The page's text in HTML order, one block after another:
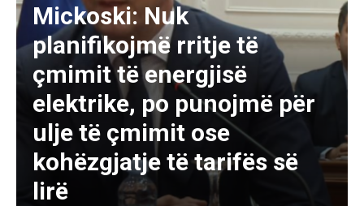
Mickoski: Nuk
planifikojmë rritje të
çmimit të energjisë
elektrike, po punojmë për
ulje të çmimit ose
kohëzgjatje të tarifës së
lirë